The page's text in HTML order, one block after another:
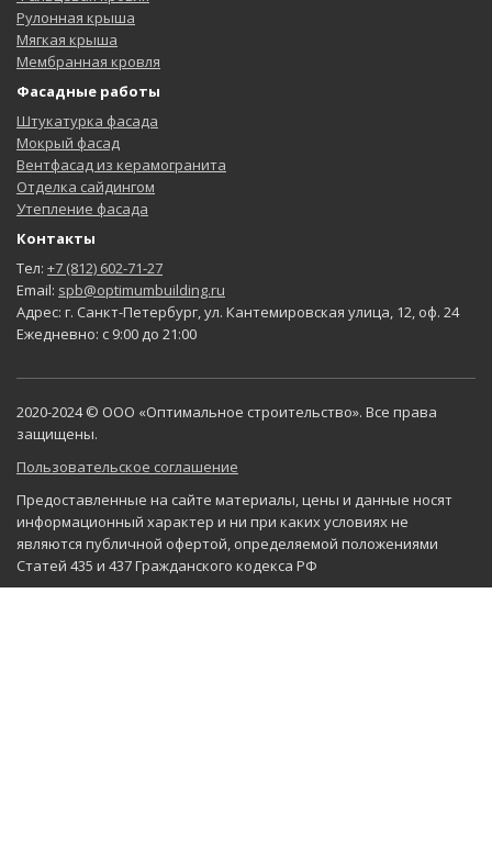
Рулонная крыша
Мягкая крыша
Мембранная кровля
Фасадные работы
Штукатурка фасада
Мокрый фасад
Вентфасад из керамогранита
Отделка сайдингом
Утепление фасада
Контакты
Тел: +7 (812) 602-71-27
Email: spb@optimumbuilding.ru
Адрес: г. Санкт-Петербург, ул. Кантемировская улица, 12, оф. 24
Ежедневно: с 9:00 до 21:00
2020-2024 © ООО «Оптимальное строительство». Все права
защищены.
Пользовательское соглашение
Предоставленные на сайте материалы, цены и данные носят
информационный характер и ни при каких условиях не
являются публичной офертой, определяемой положениями
Статей 435 и 437 Гражданского кодекса РФ